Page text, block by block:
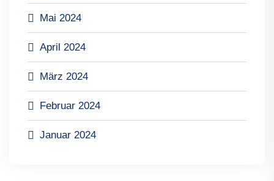
Mai 2024
April 2024
März 2024
Februar 2024
Januar 2024